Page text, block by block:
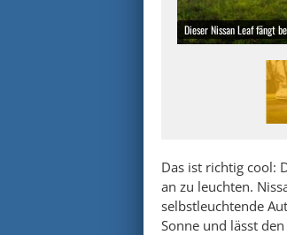
Dieser Nissan Leaf fängt
Das ist richtig cool:
an zu leuchten.
selbstleuchtende
Sonne und lässt